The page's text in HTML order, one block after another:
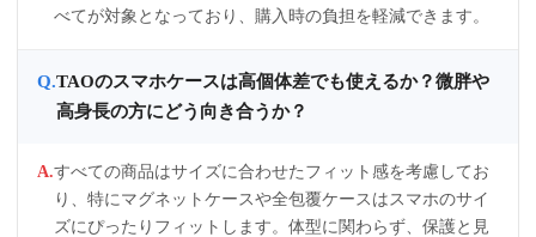
べてが対象となっており、購入時の負担を軽減できます。
TAOのスマホケースは高個体差でも使えるか？微胖や
高身長の方にどう向き合うか？
すべての商品はサイズに合わせたフィット感を考慮してお
り、特にマグネットケースや全包覆ケースはスマホのサイ
ズにぴったりフィットします。体型に関わらず、保護と見